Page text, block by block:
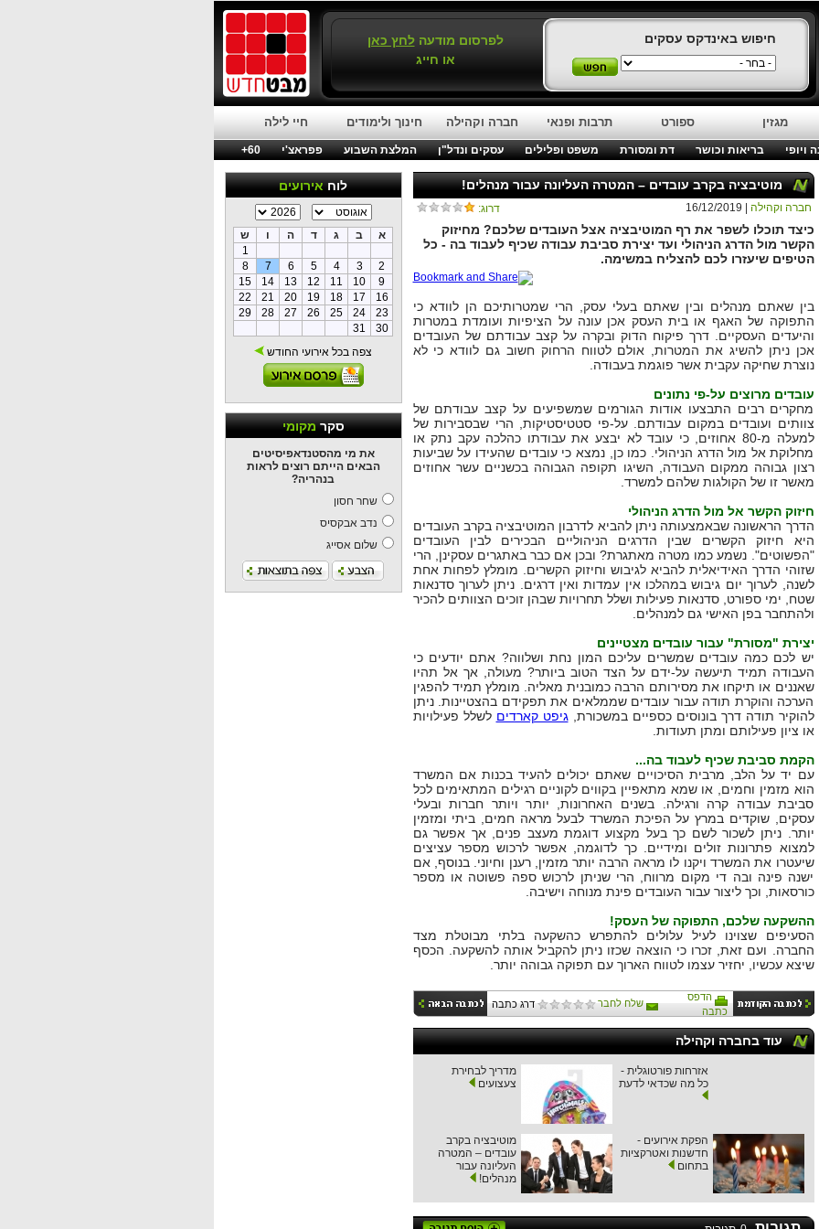
חיפוש באינדקס עסקים לפרסום מודעהלחץ כאן
או חייג
מגזין ספורט תרבות ופנאי חברה וקהילה חינוך ולימודים חיי לילה
ויופי בריאות וכושר דת ומסורת משפט ופלילים עסקים ונדל"ן המלצת השבוע פפראצ'י
60+
לוחאירועים
א ב ג ד ה ו
ש
1
2
3
4
5
6
7
8
9
10
11
12
13
14
15
16
17
18
19
20
21
22
23
24
25
26
27
28
29
30
31
צפה בכל אירועי החודש
סקרמקומי
את מי מהסטנדאפיסיטים
הבאים הייתם רוצים לראות
בנהריה?
שחר חסון
נדב אבקסיס
שלום אסייג
מוטיבציה בקרב עובדים – המטרה העליונה עבור מנהלים!
דרוג: חברה וקהילה
כיצד תוכלו לשפר את רף המוטיבציה אצל העובדים שלכם? מחיזוק
הקשר מול הדרג הניהולי ועד יצירת סביבת עבודה שכיף לעבוד בה - כל
הטיפים שיעזרו לכם להצליח במשימה.
בין שאתם מנהלים ובין שאתם בעלי עסק, הרי שמטרותיכם הן לוודא כי
התפוקה של האגף או בית העסק אכן עונה על הציפיות ועומדת במטרות
והיעדים העסקיים. דרך פיקוח הדוק ובקרה על קצב עבודתם של העובדים
אכן ניתן להשיג את המטרות, אולם לטווח הרחוק חשוב גם לוודא כי לא
נוצרת שחיקה עקבית אשר פוגמת בעבודה.
עובדים מרוצים על-פי נתונים
מחקרים רבים התבצעו אודות הגורמים שמשפיעים על קצב עבודתם של
צוותים ועובדים במקום עבודתם. על-פי סטטיסטיקות, הרי שבסבירות של
למעלה מ-80 אחוזים, כי עובד לא יבצע את עבודתו כהלכה עקב נתק או
מחלוקת אל מול הדרג הניהולי. כמו כן, נמצא כי עובדים שהעידו על שביעות
רצון גבוהה ממקום העבודה, השיגו תקופה הגבוהה בכשניים עשר אחוזים
מאשר זו של הקולגות שלהם למשרד.
חיזוק הקשר אל מול הדרג הניהולי
הדרך הראשונה שבאמצעותה ניתן להביא לדרבון המוטיבציה בקרב העובדים
היא חיזוק הקשרים שבין הדרגים הניהוליים הבכירים לבין העובדים
"הפשוטים". נשמע כמו מטרה מאתגרת? ובכן אם כבר באתגרים עסקינן, הרי
שזוהי הדרך האידיאלית להביא לגיבוש וחיזוק הקשרים. מומלץ לפחות אחת
לשנה, לערוך יום גיבוש במהלכו אין עמדות ואין דרגים. ניתן לערוך סדנאות
שטח, ימי ספורט, סדנאות פעילות ושלל תחרויות שבהן זוכים הצוותים להכיר
ולהתחבר בפן האישי גם למנהלים.
יצירת "מסורת" עבור עובדים מצטיינים
יש לכם כמה עובדים שמשרים עליכם המון נחת ושלווה? אתם יודעים כי
העבודה תמיד תיעשה על-ידם על הצד הטוב ביותר? מעולה, אך אל תהיו
שאננים או תיקחו את מסירותם הרבה כמובנית מאליה. מומלץ תמיד להפגין
הערכה והוקרת תודה עבור עובדים שממלאים את תפקידם בהצטיינות. ניתן
להוקיר תודה דרך בונוסים כספיים במשכורת,גיפט קארדים לשלל פעילויות
או ציון פעילותם ומתן תעודות.
הקמת סביבת שכיף לעבוד בה...
עם יד על הלב, מרבית הסיכויים שאתם יכולים להעיד בכנות אם המשרד
הוא מזמין וחמים, או שמא מתאפיין בקווים לקוניים רגילים המתאימים לכל
סביבת עבודה קרה ורגילה. בשנים האחרונות, יותר ויותר חברות ובעלי
עסקים, שוקדים במרץ על הפיכת המשרד לבעל מראה חמים, ביתי ומזמין
יותר. ניתן לשכור לשם כך בעל מקצוע דוגמת מעצב פנים, אך אפשר גם
למצוא פתרונות זולים ומידיים. כך לדוגמה, אפשר לרכוש מספר עציצים
שיעטרו את המשרד ויקנו לו מראה הרבה יותר מזמין, רענן וחיוני. בנוסף, אם
ישנה פינה ובה די מקום מרווח, הרי שניתן לרכוש ספה פשוטה או מספר
כורסאות, וכך ליצור עבור העובדים פינת מנוחה וישיבה.
ההשקעה שלכם, התפוקה של העסק!
הסעיפים שצוינו לעיל עלולים להתפרש כהשקעה בלתי מבוטלת מצד
החברה. ועם זאת, זכרו כי הוצאה שכזו ניתן להקביל אותה להשקעה. הכסף
שיצא עכשיו, יחזיר עצמו לטווח הארוך עם תפוקה גבוהה יותר.
הדפס
כתבה
שלח לחבר דרג כתבה
עוד בחברה וקהילה
אזרחות פורטוגלית -
כל מה שכדאי לדעת
מדריך לבחירת
צעצועים
הפקת אירועים -
חדשנות ואטרקציות
בתחום
מוטיבציה בקרב
עובדים – המטרה
העליונה עבור
מנהלים!